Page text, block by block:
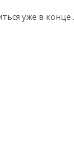
уже в конце